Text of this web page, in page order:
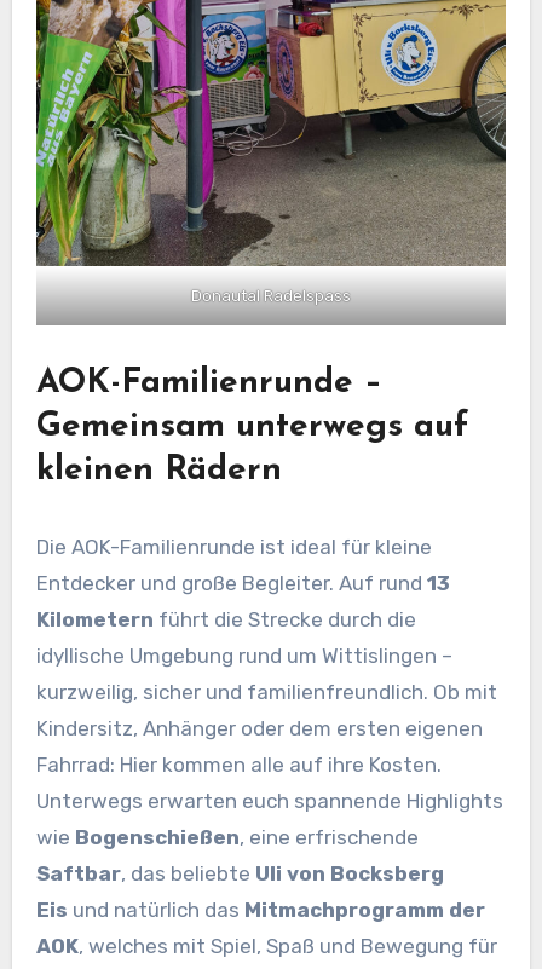
Donautal Radelspass
AOK-Familienrunde –
Gemeinsam unterwegs auf
kleinen Rädern
Die AOK-Familienrunde ist ideal für kleine
Entdecker und große Begleiter. Auf rund 13
Kilometern führt die Strecke durch die
idyllische Umgebung rund um Wittislingen –
kurzweilig, sicher und familienfreundlich. Ob mit
Kindersitz, Anhänger oder dem ersten eigenen
Fahrrad: Hier kommen alle auf ihre Kosten.
Unterwegs erwarten euch spannende Highlights
wie Bogenschießen, eine erfrischende
Saftbar, das beliebte Uli von Bocksberg
Eis und natürlich das Mitmachprogramm der
AOK, welches mit Spiel, Spaß und Bewegung für